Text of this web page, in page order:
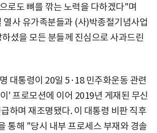
로도 뼈를 깎는 노력을 다하겠다"며
열사 유가족분들과 (사)박종철기념사업
셨을 모든 분들께 진심으로 사과드린
대통령이 20일 5·18 민주화운동 관련
' 프로모션에 이어 2019년 게재된 무신
하며 재조명됐다. 이 대통령 비판 직후
통해 "당시 내부 프로세스 부재와 경솔